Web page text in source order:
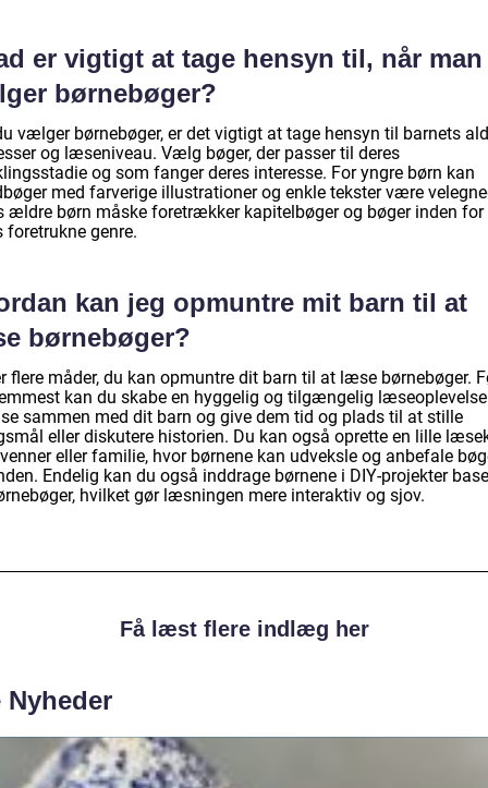
er vigtigt at tage hensyn til, når man
børnebøger?
vælger børnebøger, er det vigtigt at tage hensyn til barnets
og læseniveau. Vælg bøger, der passer til deres
og som fanger deres interesse. For yngre børn kan
med farverige illustrationer og enkle tekster være
ældre børn måske foretrækker kapitelbøger og bøger inden for
foretrukne genre.
kan jeg opmuntre mit barn til at
børnebøger?
flere måder, du kan opmuntre dit barn til at læse børnebøger.
kan du skabe en hyggelig og tilgængelig
sammen med dit barn og give dem tid og plads til at stille
eller diskutere historien. Du kan også oprette en lille
eller familie, hvor børnene kan udveksle og anbefale
Endelig kan du også inddrage børnene i DIY-projekter
hvilket gør læsningen mere interaktiv og sjov.
Få læst flere indlæg her
Nyheder